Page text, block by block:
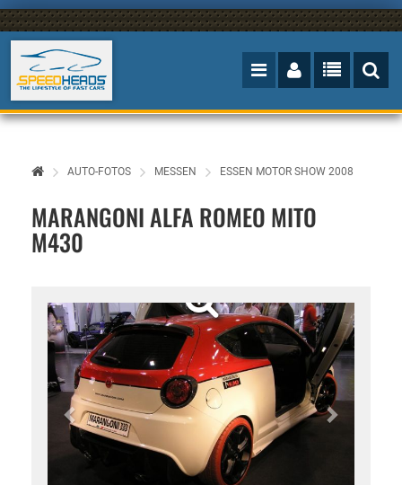
AUTO-FOTOS MESSEN ESSEN MOTOR SHOW 2008
MARANGONI ALFA ROMEO MITO
M430